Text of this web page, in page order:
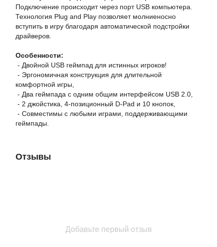
Подключение происходит через порт USB компьютера.
Технология Plug and Play позволяет молниеносно
вступить в игру благодаря автоматической подстройки
драйверов.
Особенности:
- Двойной USB геймпад для истинных игроков!
- Эргономичная конструкция для длительной
комфортной игры,
- Два геймпада с одним общим интерфейсом USB 2.0,
- 2 джойстика, 4-позиционный D-Pad и 10 кнопок,
- Совместимы с любыми играми, поддерживающими
геймпады.
Отзывы
Добавьте первый отзыв